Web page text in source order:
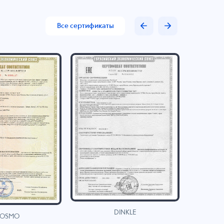
Все сертификаты
DINKLE